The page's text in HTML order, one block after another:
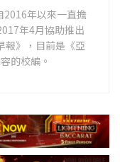
2016年以來一直擔
年4月協助推出
報》，目前是《亞
的校編。